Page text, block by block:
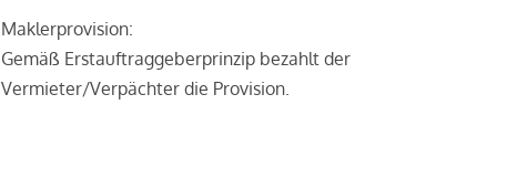
Maklerprovision:
Gemäß Erstauftraggeberprinzip bezahlt der
Vermieter/Verpächter die Provision.